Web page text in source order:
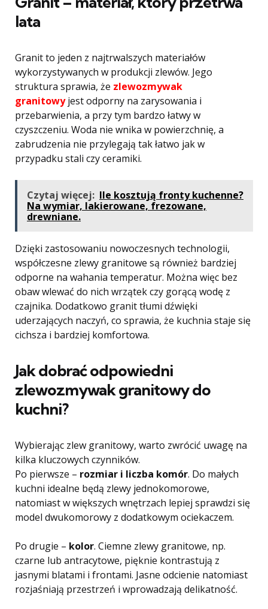
lata
Granit to jeden z najtrwalszych materiałów
wykorzystywanych w produkcji zlewów. Jego
struktura sprawia, że zlewozmywak
granitowyjest odporny na zarysowania i
przebarwienia, a przy tym bardzo łatwy w
czyszczeniu. Woda nie wnika w powierzchnię, a
zabrudzenia nie przylegają tak łatwo jak w
przypadku stali czy ceramiki.
Czytaj więcej: Ile kosztują fronty kuchenne?
Na wymiar, lakierowane, frezowane,
drewniane.
Dzięki zastosowaniu nowoczesnych technologii,
współczesne zlewy granitowe są również bardziej
odporne na wahania temperatur. Można więc bez
obaw wlewać do nich wrzątek czy gorącą wodę z
czajnika. Dodatkowo granit tłumi dźwięki
uderzających naczyń, co sprawia, że kuchnia staje się
cichsza i bardziej komfortowa.
Jak dobrać odpowiedni
zlewozmywak granitowy do
kuchni?
Wybierając zlew granitowy, warto zwrócić uwagę na
kilka kluczowych czynników.
Po pierwsze – rozmiar i liczba komór. Do małych
kuchni idealne będą zlewy jednokomorowe,
natomiast w większych wnętrzach lepiej sprawdzi się
model dwukomorowy z dodatkowym ociekaczem.
Po drugie – kolor. Ciemne zlewy granitowe, np.
czarne lub antracytowe, pięknie kontrastują z
jasnymi blatami i frontami. Jasne odcienie natomiast
rozjaśniają przestrzeń i wprowadzają delikatność.